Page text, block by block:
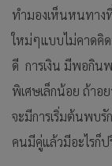
ทำมองเห็นหนทาง
ใหม่ๆแบบไม่คาดคิ
ดี การเงิน มีพอกินพ
พิเศษเล็กน้อย ถ้าอ
จะมีการเริ่มต้นพบ
คนมีคู่แล้วมีอะไรก็